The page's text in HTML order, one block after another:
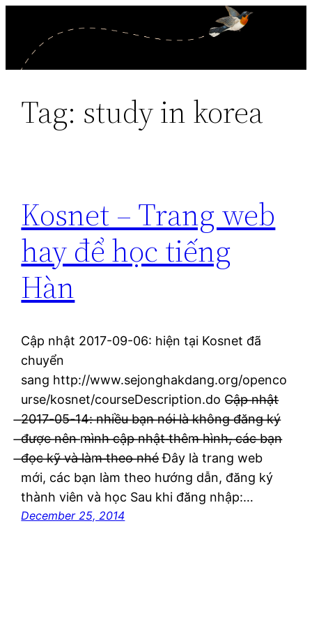
content
Tag: study in korea
Kosnet – Trang web
hay để học tiếng
Hàn
Cập nhật 2017-09-06: hiện tại Kosnet đã
chuyển
sang http://www.sejonghakdang.org/openco
urse/kosnet/courseDescription.do C̶ậ̶p̶ ̶n̶h̶ậ̶t̶
̶2̶0̶1̶7̶-̶0̶5̶-̶1̶4̶:̶ ̶n̶h̶i̶ề̶u̶ ̶b̶ạ̶n̶ ̶n̶ó̶i̶ ̶l̶à̶ ̶k̶h̶ô̶n̶g̶ ̶đ̶ă̶n̶g̶ ̶k̶ý̶
̶đ̶ư̶ợ̶c̶ ̶n̶ê̶n̶ ̶m̶ì̶n̶h̶ ̶c̶ậ̶p̶ ̶n̶h̶ậ̶t̶ ̶t̶h̶ê̶m̶ ̶h̶ì̶n̶h̶,̶ ̶c̶á̶c̶ ̶b̶ạ̶n̶
̶đ̶ọ̶c̶ ̶k̶ỹ̶ ̶v̶à̶ ̶l̶à̶m̶ ̶t̶h̶e̶o̶ ̶n̶h̶é̶ Đây là trang web
mới, các bạn làm theo hướng dẫn, đăng ký
thành viên và học Sau khi đăng nhập:…
December 25, 2014